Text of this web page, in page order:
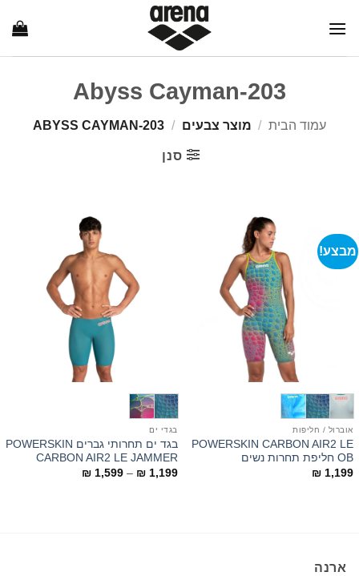
203-Abyss Cayman
עמוד הבית / מוצר צבעים /
203-ABYSS CAYMAN
סנן
מבצע!
אוברול / חליפות
POWERSKIN CARBON AIR2 LE
OB חליפת תחרות נשים
₪ 1,199
בגדי ים
בגד ים תחרותי גברים POWERSKIN
CARBON AIR2 LE JAMMER
₪ 1,199
–
₪ 1,599
ארנה